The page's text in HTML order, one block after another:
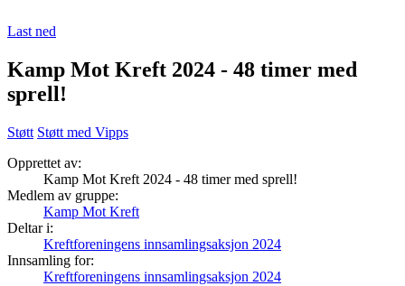
Last ned
Kamp Mot Kreft 2024 - 48 timer med
sprell!
Støtt Støtt med Vipps
Opprettet av:
Kamp Mot Kreft 2024 - 48 timer med sprell!
Medlem av gruppe:
Kamp Mot Kreft
Deltar i:
Kreftforeningens innsamlingsaksjon 2024
Innsamling for:
Kreftforeningens innsamlingsaksjon 2024